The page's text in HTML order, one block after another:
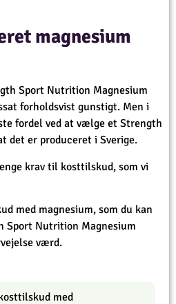
magnesium
Sport Nutrition Magnesium
forholdsvist gunstigt. Men i
fordel ved at vælge et Strength
det er produceret i Sverige.
krav til kosttilskud, som vi
med magnesium, som du kan
Sport Nutrition Magnesium
værd.
med